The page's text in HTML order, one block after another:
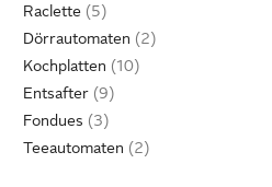
Raclette
Dörrautomaten
Kochplatten
Entsafter
Fondues
Teeautomaten